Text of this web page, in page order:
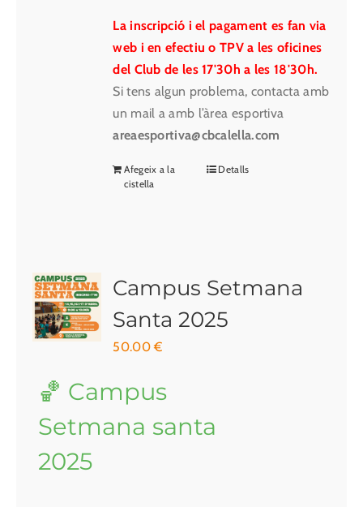
La inscripció i el pagament es fan via
web i en efectiu o TPV a les oficines
del Club de les 17'30h a les 18'30h.
Si tens algun problema, contacta amb
un mail a amb l’àrea esportiva
areaesportiva@cbcalella.com
Afegeix a la
cistella
Detalls
Campus Setmana
Santa 2025
50.00€
🏀 Campus
Setmana santa
2025